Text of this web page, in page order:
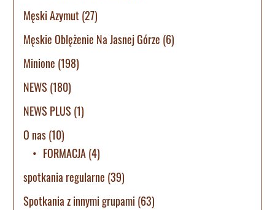
Męski Azymut (27)
Męskie Oblężenie Na Jasnej Górze (6)
Minione (198)
NEWS (180)
NEWS PLUS (1)
O nas(10)
FORMACJA(4)
spotkania regularne (39)
Spotkania z innymi grupami (63)